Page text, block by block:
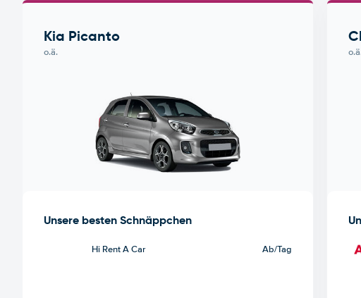
Kia Picanto
o.ä.
Unsere besten Schnäppchen
Hi Rent A Car Ab/Tag